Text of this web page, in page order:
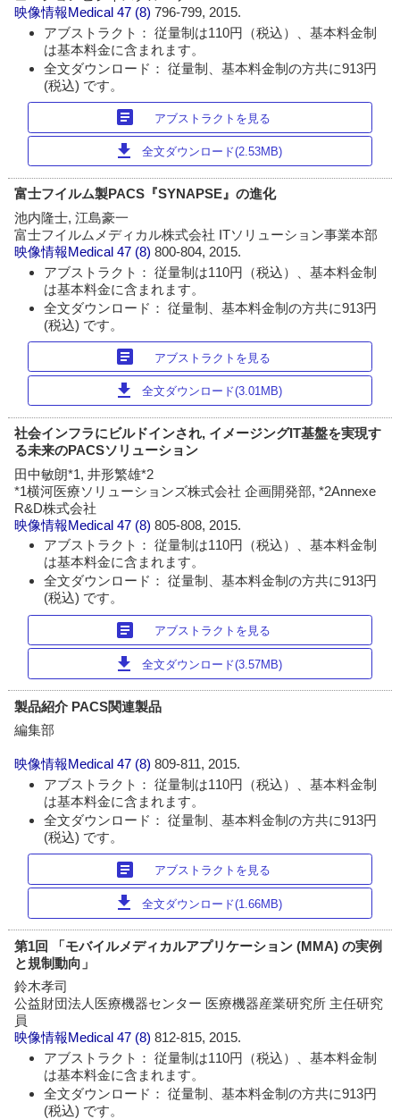
映像情報Medical 47 (8)796-799, 2015.
アブストラクト： 従量制は110円（税込）、基本料金制
は基本料金に含まれます。
全文ダウンロード： 従量制、基本料金制の方共に913円
(税込) です。
article アブストラクトを見る
download 全文ダウンロード(2.53MB)
富士フイルム製PACS『SYNAPSE』の進化
池内隆士, 江島豪一
富士フイルムメディカル株式会社 ITソリューション事業本部
映像情報Medical 47 (8)800-804, 2015.
アブストラクト： 従量制は110円（税込）、基本料金制
は基本料金に含まれます。
全文ダウンロード： 従量制、基本料金制の方共に913円
(税込) です。
article アブストラクトを見る
download 全文ダウンロード(3.01MB)
社会インフラにビルドインされ, イメージングIT基盤を実現す
る未来のPACSソリューション
田中敏朗*1, 井形繁雄*2
*1横河医療ソリューションズ株式会社 企画開発部, *2Annexe
R&D株式会社
映像情報Medical 47 (8)805-808, 2015.
アブストラクト： 従量制は110円（税込）、基本料金制
は基本料金に含まれます。
全文ダウンロード： 従量制、基本料金制の方共に913円
(税込) です。
article アブストラクトを見る
download 全文ダウンロード(3.57MB)
製品紹介 PACS関連製品
編集部
映像情報Medical 47 (8)809-811, 2015.
アブストラクト： 従量制は110円（税込）、基本料金制
は基本料金に含まれます。
全文ダウンロード： 従量制、基本料金制の方共に913円
(税込) です。
article アブストラクトを見る
download 全文ダウンロード(1.66MB)
第1回 「モバイルメディカルアプリケーション (MMA) の実例
と規制動向」
鈴木孝司
公益財団法人医療機器センター 医療機器産業研究所 主任研究
員
映像情報Medical 47 (8)812-815, 2015.
アブストラクト： 従量制は110円（税込）、基本料金制
は基本料金に含まれます。
全文ダウンロード： 従量制、基本料金制の方共に913円
(税込) です。